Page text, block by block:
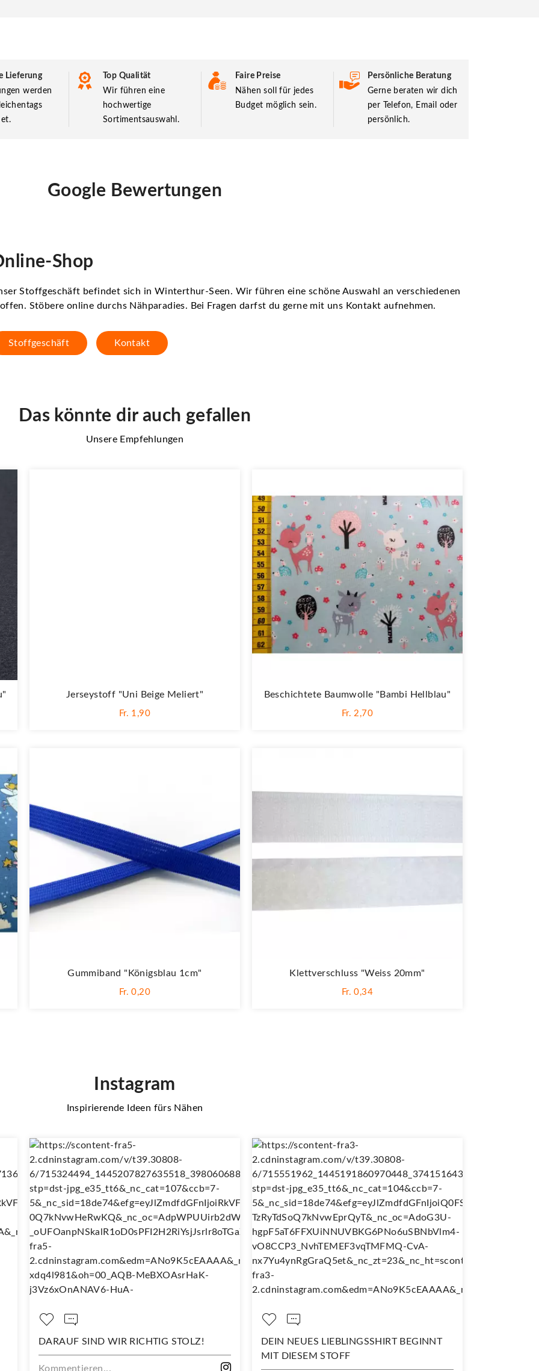
Lieferung
werden
Top Qualität
Wir führen eine
hochwertige
Sortimentsauswahl.
Faire Preise
Nähen soll für jedes
Budget möglich sein.
Persönliche Beratung
Gerne beraten wir dich
per Telefon, Email oder
persönlich.
Google Bewertungen
Shop
Stoffgeschäft befindet sich in Winterthur-Seen. Wir führen eine schöne Auswahl an verschiedenen
Stöbere online durchs Nähparadies. Bei Fragen darfst du gerne mit uns Kontakt aufnehmen.
Stoffgeschäft Kontakt
Das könnte dir auch gefallen
Unsere Empfehlungen
Jerseystoff "Uni Beige Meliert"
Fr. 1,90
Gummiband "Königsblau 1cm"
Fr. 0,20
Beschichtete Baumwolle "Bambi Hellblau"
Fr. 2,70
Klettverschluss "weiss 20mm"
Fr. 0,34
Instagram
Inspirierende Ideen fürs Nähen
SIND WIR RICHTIG STOLZ!
DEIN NEUES LIEBLINGSSHIRT BEGINNT
MIT DIESEM STOFF
NÄH DIR DEINEN